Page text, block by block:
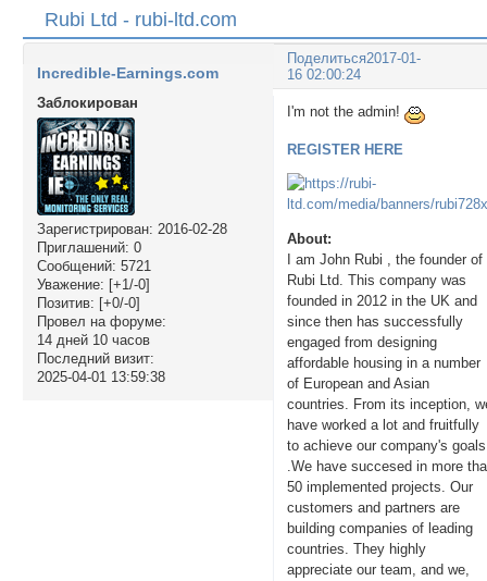
Rubi Ltd - rubi-ltd.com
Поделиться2017-01-
16 02:00:24
Incredible-Earnings.com
Заблокирован
Зарегистрирован: 2016-02-28
Приглашений: 0
Сообщений: 5721
Уважение: [+1/-0]
Позитив: [+0/-0]
Провел на форуме:
14 дней 10 часов
Последний визит:
2025-04-01 13:59:38
I'm not the admin!
REGISTER HERE
About:
I am John Rubi , the founder of
Rubi Ltd. This company was
founded in 2012 in the UK and
since then has successfully
engaged from designing
affordable housing in a number
of European and Asian
countries. From its inception,
have worked a lot and fruitfully
to achieve our company's
.We have succesed in more
50 implemented projects. Our
customers and partners are
building companies of leading
countries. They highly
appreciate our team, and we,